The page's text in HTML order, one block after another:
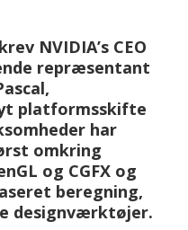
NVIDIA’s CEO
repræsentant
platformsskifte
har
omkring
og CGFX og
beregning,
designværktøjer.